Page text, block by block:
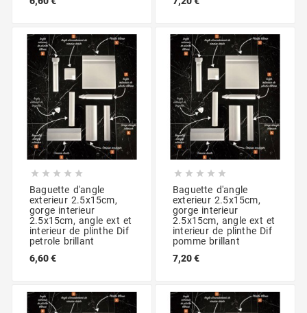
    
Baguette d'angle
exterieur 2.5x15cm,
gorge interieur
2.5x15cm, angle ext et
interieur de plinthe Dif
petrole brillant
6,60 €
    
Baguette d'angle
exterieur 2.5x15cm,
gorge interieur
2.5x15cm, angle ext et
interieur de plinthe Dif
pomme brillant
7,20 €